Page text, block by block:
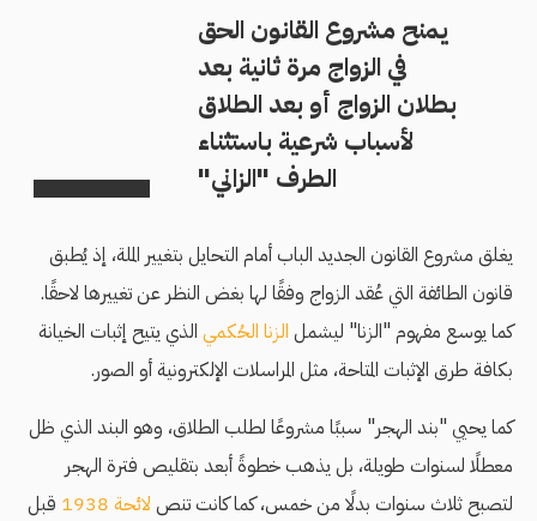
يمنح مشروع القانون الحق
في الزواج مرة ثانية بعد
بطلان الزواج أو بعد الطلاق
لأسباب شرعية باستثناء
الطرف "الزاني"
يغلق مشروع القانون الجديد الباب أمام التحايل بتغيير الملة، إذ يُطبق
قانون الطائفة التي عُقد الزواج وفقًا لها بغض النظر عن تغييرها لاحقًا.
كما يوسع مفهوم "الزنا" ليشمل الزنا الحُكمي الذي يتيح إثبات الخيانة
بكافة طرق الإثبات المتاحة، مثل المراسلات الإلكترونية أو الصور.
كما يحيي "بند الهجر" سببًا مشروعًا لطلب الطلاق، وهو البند الذي ظل
معطلًا لسنوات طويلة، بل يذهب خطوةً أبعد بتقليص فترة الهجر
لتصبح ثلاث سنوات بدلًا من خمس، كما كانت تنص لائحة 1938
قبل